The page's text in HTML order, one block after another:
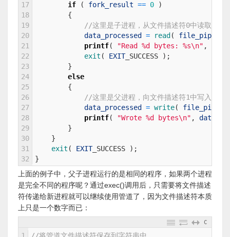
17
18
19
20
21
22
23
24
25
26
27
28
29
30
31
32
if
( fork_result == 0
)
{
//这里是子进程，从文件描述符0中读取数据
data_processed
= read ( file_pipes
printf( "Read %d bytes: %s\n" ,
exit ( EXIT_ SUCCESS ) ;
}
else
{
//这里是父进程，向文件描述符1中写入数据
data_processed
= write( file_pipes
printf( "Wrote %d bytes\n" , data
}
}
exit ( EXIT_ SUCCESS ) ;
}
上面的例子中，父子进程运行的是相同的程序，如果两个进程
是完全不同的程序呢？通过exec()调用后，只需要将文件描述
符传递给新进程就可以继续使用管道了，因为文件描述符本质
上只是一个数字而已：
C